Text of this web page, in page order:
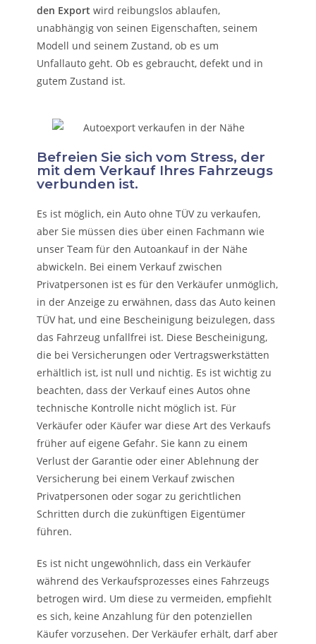
den Export wird reibungslos ablaufen,
unabhängig von seinen Eigenschaften, seinem
Modell und seinem Zustand, ob es um
Unfallauto geht. Ob es gebraucht, defekt und in
gutem Zustand ist.
Befreien Sie sich vom Stress, der
mit dem Verkauf Ihres Fahrzeugs
verbunden ist.
Es ist möglich, ein Auto ohne TÜV zu verkaufen,
aber Sie müssen dies über einen Fachmann wie
unser Team für den Autoankauf in der Nähe
abwickeln. Bei einem Verkauf zwischen
Privatpersonen ist es für den Verkäufer unmöglich,
in der Anzeige zu erwähnen, dass das Auto keinen
TÜV hat, und eine Bescheinigung beizulegen, dass
das Fahrzeug unfallfrei ist. Diese Bescheinigung,
die bei Versicherungen oder Vertragswerkstätten
erhältlich ist, ist null und nichtig. Es ist wichtig zu
beachten, dass der Verkauf eines Autos ohne
technische Kontrolle nicht möglich ist. Für
Verkäufer oder Käufer war diese Art des Verkaufs
früher auf eigene Gefahr. Sie kann zu einem
Verlust der Garantie oder einer Ablehnung der
Versicherung bei einem Verkauf zwischen
Privatpersonen oder sogar zu gerichtlichen
Schritten durch die zukünftigen Eigentümer
führen.
Es ist nicht ungewöhnlich, dass ein Verkäufer
während des Verkaufsprozesses eines Fahrzeugs
betrogen wird. Um diese zu vermeiden, empfiehlt
es sich, keine Anzahlung für den potenziellen
Käufer vorzusehen. Der Verkäufer erhält, darf aber